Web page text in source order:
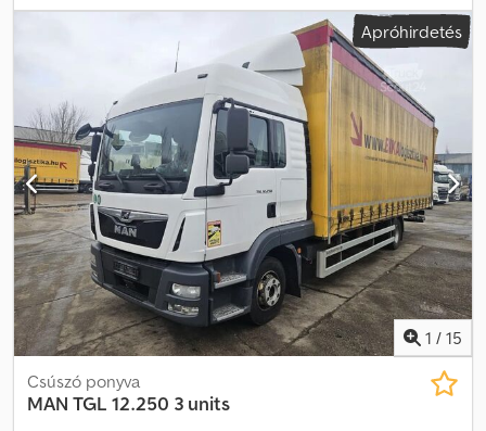
hajtástípus:mechanikai, kibocsátási osztály:Euro 6, ülések száma:
, rakodótér szélesség:1 770 mm,
1 960 mm , Gyártási év: 2023, Felszereltség:
elektronikus stabilitásprogram (ESP), központi zár,
légkondicionálás , Főbb felszereltség: Bluetooth, multimédia
rendszer, multifunkciós kormánykerék, elektromos tükrök és
ablakok stb. Hívjon minket WhatsApp/Viber-en is) E-mail:
Dcodpfezr S Rpox Ag Rjk
Apróhirdetés
1 / 15
Csúszó ponyva
MAN TGL 12.250 3 units